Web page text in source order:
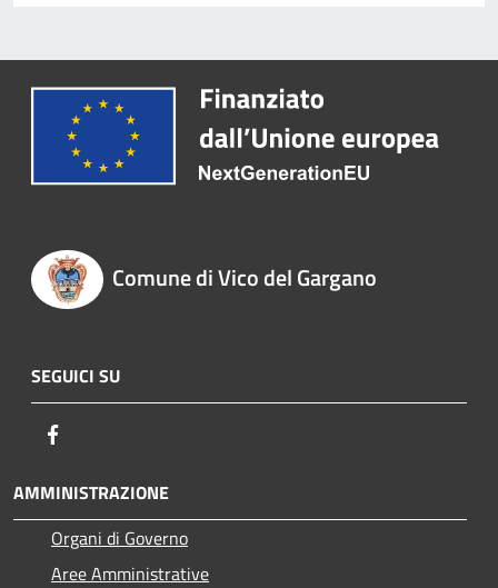
Comune di Vico del Gargano
SEGUICI SU
AMMINISTRAZIONE
Organi di Governo
Aree Amministrative